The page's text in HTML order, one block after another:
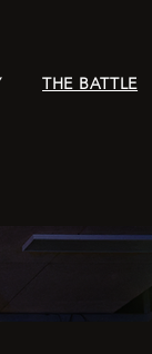
THE BATTLE